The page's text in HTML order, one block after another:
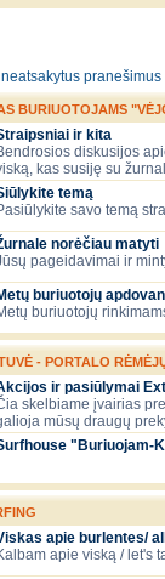
pranešimus
BURIUOTOJAMS
ir kita
diskusijos
kas susiję su
temą
savo temą
norėčiau matyti
pageidavimai ir
buriuotojų
buriuotojų
- PORTALO
ir pasiūlymai
skelbiame įvairias
mūsų draugų
"Buriuojam-
apie burlentes/
apie viską / let's